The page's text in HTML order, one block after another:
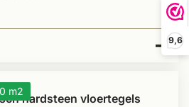
9,6
m2
hardsteen vloertegels